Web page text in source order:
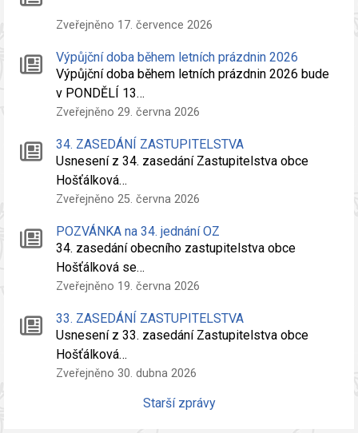
Zveřejněno 17. července 2026
Výpůjční doba během letních prázdnin 2026
Výpůjční doba během letních prázdnin 2026 bude
v PONDĚLÍ 13…
Zveřejněno 29. června 2026
34. ZASEDÁNÍ ZASTUPITELSTVA
Usnesení z 34. zasedání Zastupitelstva obce
Hošťálková…
Zveřejněno 25. června 2026
POZVÁNKA na 34. jednání OZ
34. zasedání obecního zastupitelstva obce
Hošťálková se…
Zveřejněno 19. června 2026
33. ZASEDÁNÍ ZASTUPITELSTVA
Usnesení z 33. zasedání Zastupitelstva obce
Hošťálková…
Zveřejněno 30. dubna 2026
Starší zprávy